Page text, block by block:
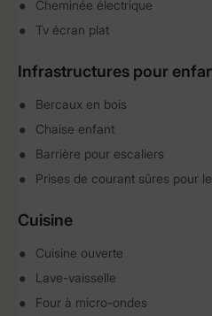
Cheminée électrique
Tv écran plat
Infrastructures pour
Bercaux en bois
Chaise enfant
Barrière pour escaliers
Prises de courant sûres pour
Cuisine
Cuisine ouverte
Lave-vaisselle
Four à micro-ondes